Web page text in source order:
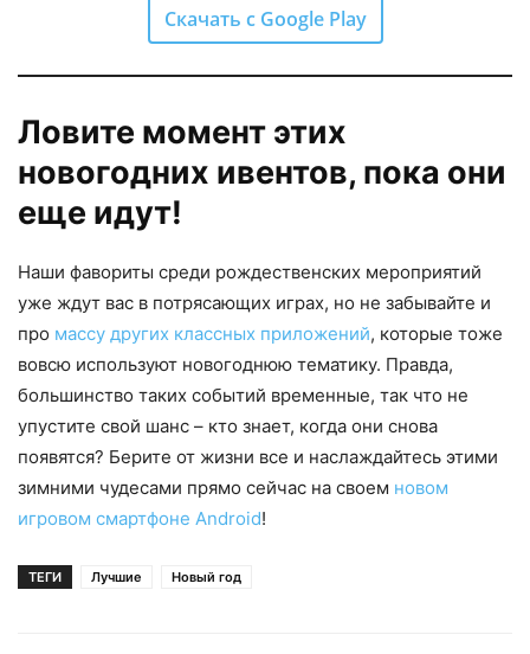
Скачать с Google Play
Ловите момент этих
новогодних ивентов, пока они
еще идут!
Наши фавориты среди рождественских мероприятий
уже ждут вас в потрясающих играх, но не забывайте и
про массу других классных приложений, которые тоже
вовсю используют новогоднюю тематику. Правда,
большинство таких событий временные, так что не
упустите свой шанс – кто знает, когда они снова
появятся? Берите от жизни все и наслаждайтесь этими
зимними чудесами прямо сейчас на своем новом
игровом смартфоне Android!
ТЕГИ Лучшие Новый год